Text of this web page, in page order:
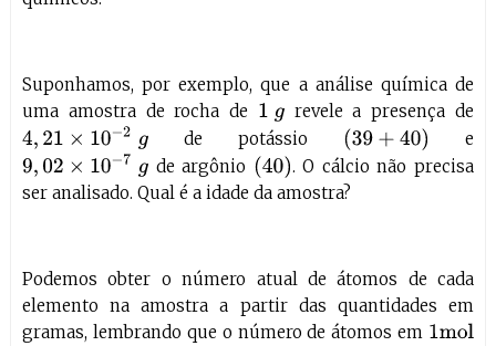
Suponhamos, por exemplo, que a análise química de
uma amostra de rocha de 1 grevele a presença de
4,21× 10− 2 g de potássio (39+40 )
e
9,02× 10 7 g de argônio (40) . O cálcio não precisa
ser analisado. Qual é a idade da amostra?
Podemos obter o número atual de átomos de cada
elemento na amostra a partir das quantidades em
gramas, lembrando que o número de átomos em 1mol